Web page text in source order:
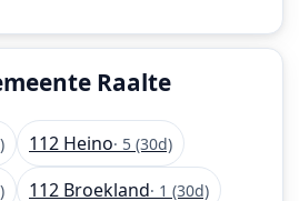
Raalte
112 Heino· 5 (30d)
112 Broekland· 1 (30d)